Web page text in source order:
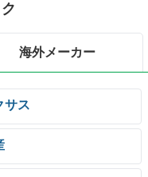
海外メーカー
サス